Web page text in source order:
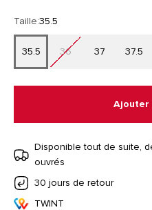
Taille:35.5
35.5 36 37 37.5
Ajouter
Disponible tout de suite,
ouvrés
30 jours de retour
TWINT